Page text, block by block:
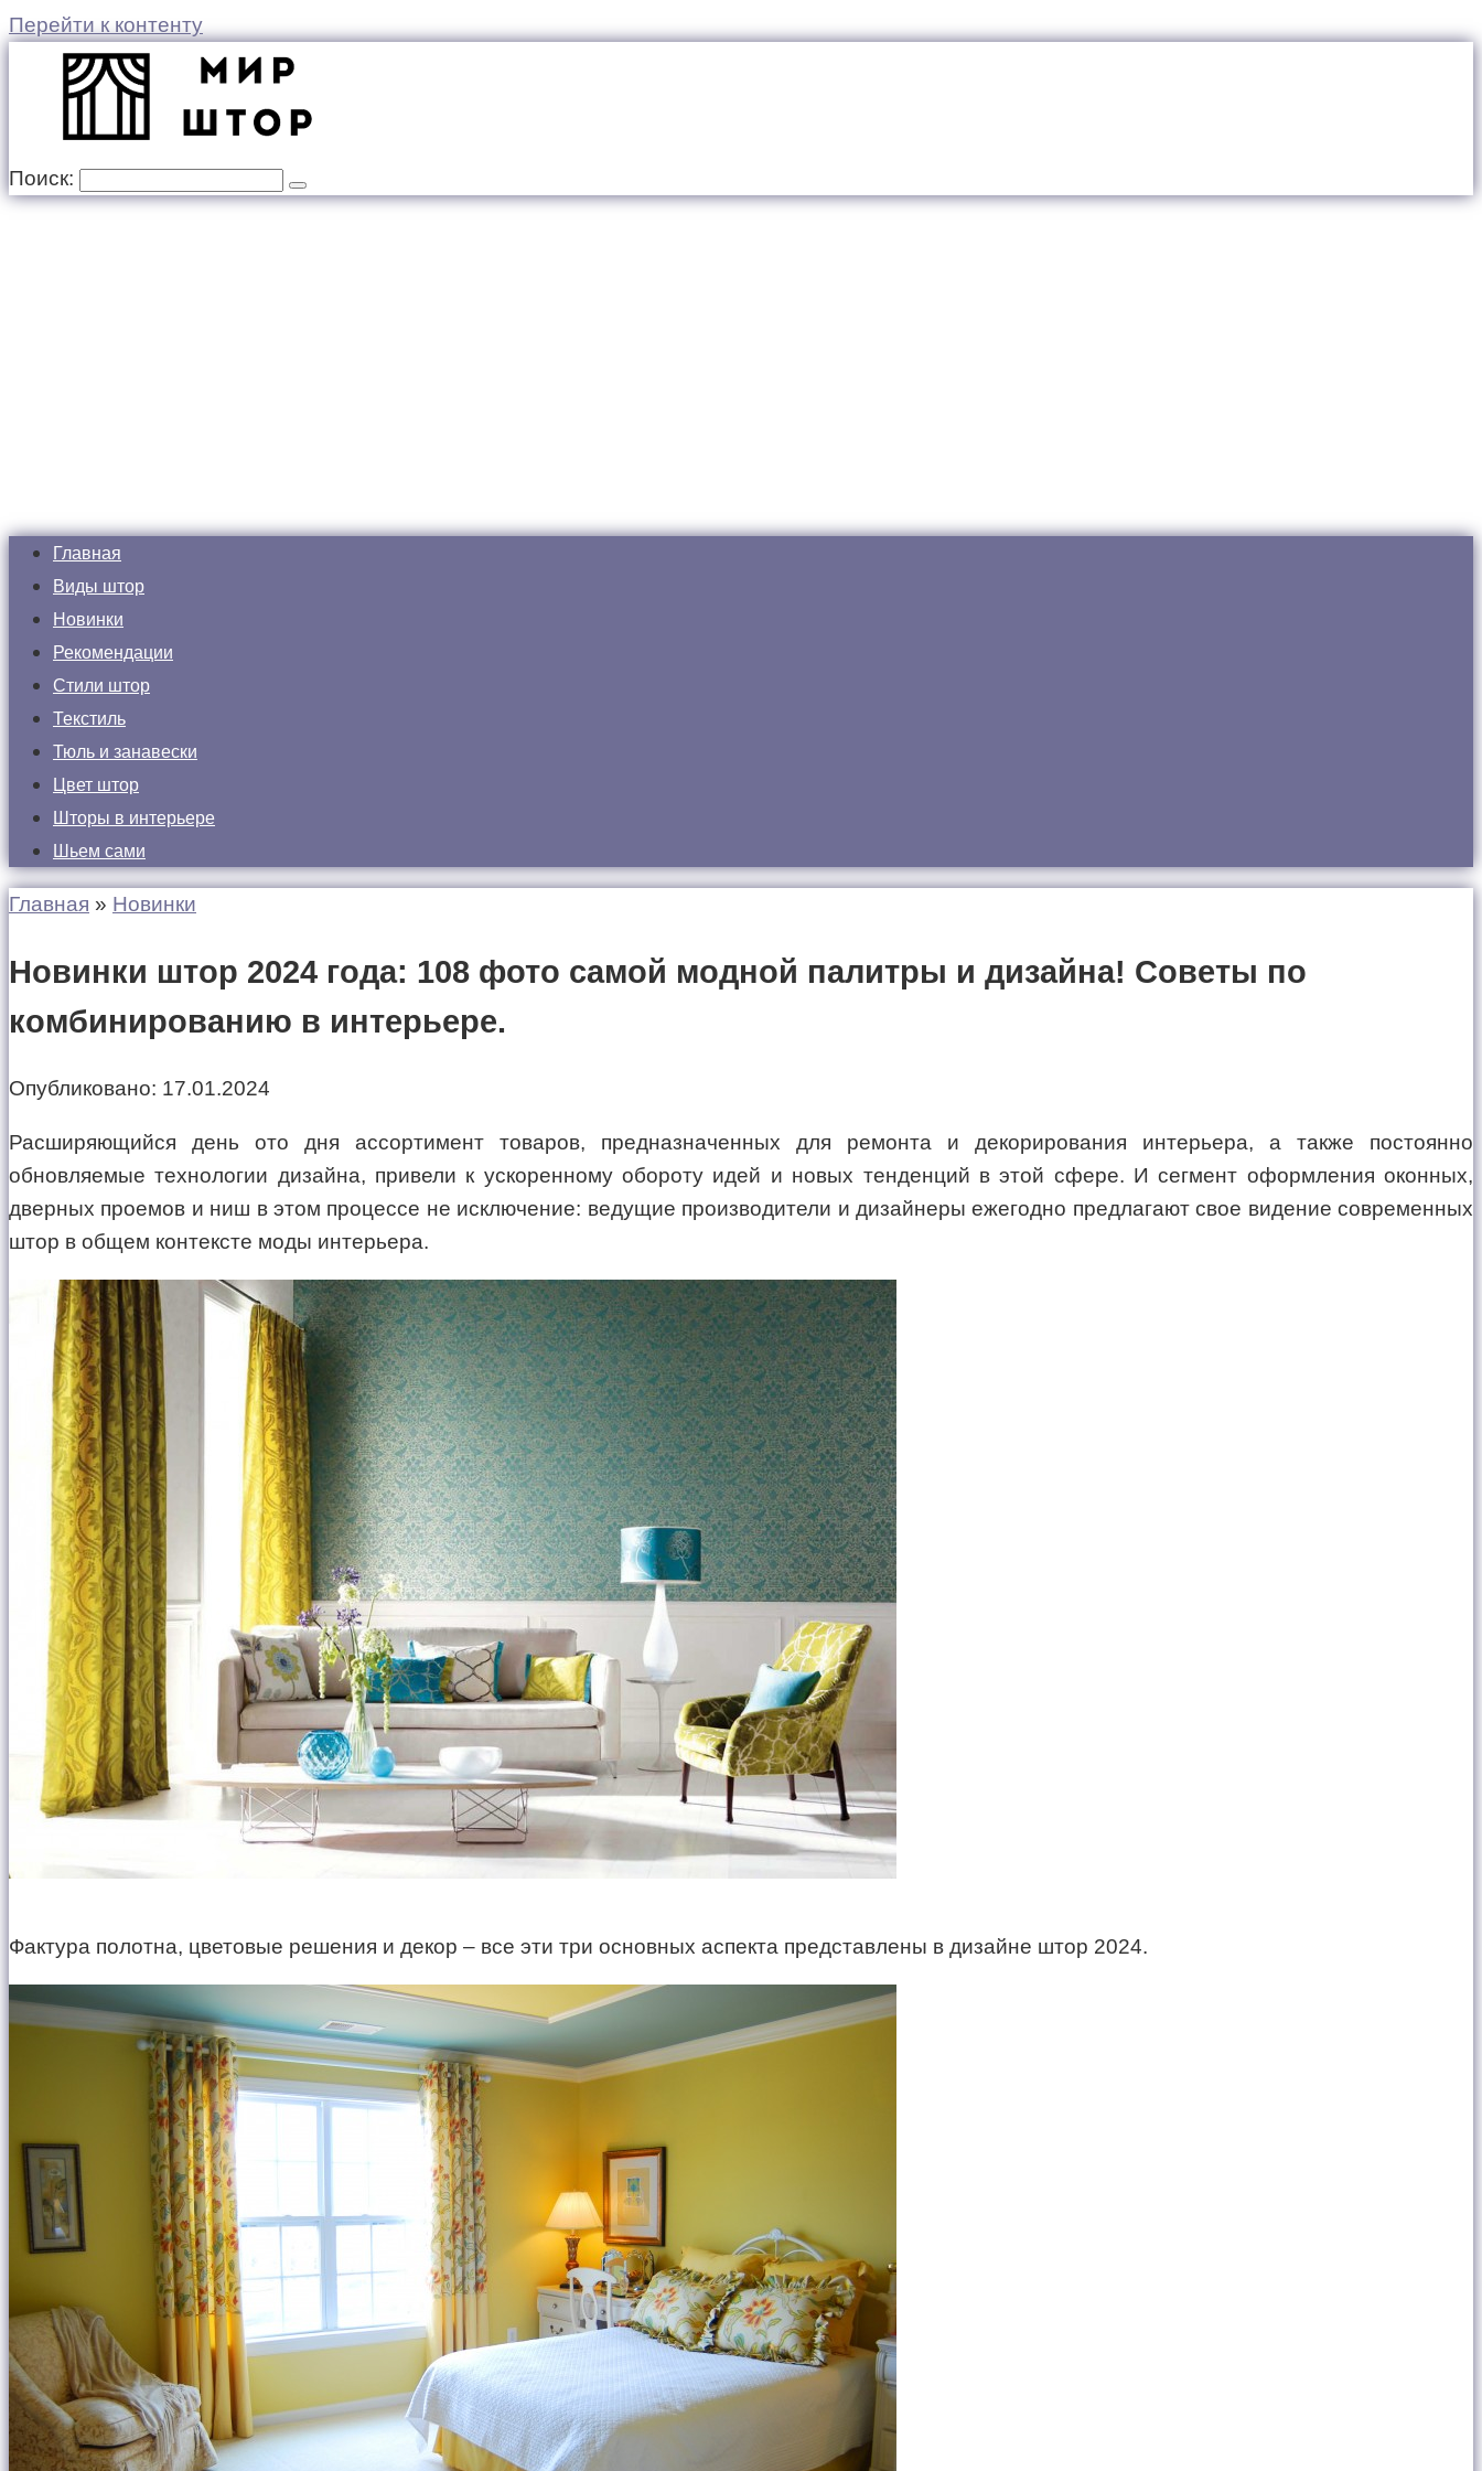
Перейти к контенту
Поиск:
Главная
Виды штор
Новинки
Рекомендации
Стили штор
Текстиль
Тюль и занавески
Цвет штор
Шторы в интерьере
Шьем сами
Главная » Новинки
Новинки штор 2024 года: 108 фото самой модной палитры и дизайна! Советы по
комбинированию в интерьере.
Опубликовано: 17.01.2024
Расширяющийся день ото дня ассортимент товаров, предназначенных для ремонта и декорирования интерьера, а также постоянно
обновляемые технологии дизайна, привели к ускоренному обороту идей и новых тенденций в этой сфере. И сегмент оформления оконных,
дверных проемов и ниш в этом процессе не исключение: ведущие производители и дизайнеры ежегодно предлагают свое видение современных
штор в общем контексте моды интерьера.
Фактура полотна, цветовые решения и декор – все эти три основных аспекта представлены в дизайне штор 2024.